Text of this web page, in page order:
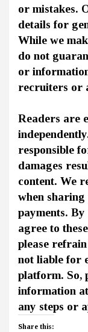
or mistakes.
details for
While we
do not
or
recruiters or
Readers are
responsible
damages
content. We
when
payments. By
agree to
please
not liable for
platform. So,
information
any steps or
Share this: